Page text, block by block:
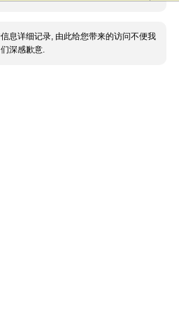
息详细记录, 由此给您带来的访问不便我
们深感歉意.